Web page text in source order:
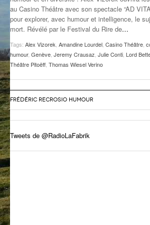
GROOVE N SUN
IL ÉTAIT UNE FOIS
L’ASTUCE DE LA PORTE EN BOIS
MUSIQUE DES ANTIPODES
PLUS DE MIX
au Casino Théâtre avec son spectacle “AD
pour explorer, avec humour et intelligence, le
mort. Révélé par le Festival du Rire de…
Tags: Alex Vizorek Amandine Lourdel Casino Théâtre
humour, Genève Jeremy Crausaz Julie Conti Lord
Théâtre Pitoëff Thomas Wiesel Verino
FRÉDÉRIC RECROSIO HUMOUR
Tweets de @RadioLaFabrik